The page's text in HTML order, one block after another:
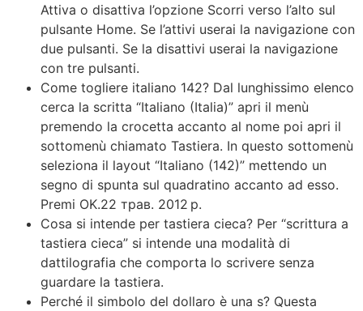
Attiva o disattiva l’opzione Scorri verso l’alto sul
pulsante Home. Se l’attivi userai la navigazione con
due pulsanti. Se la disattivi userai la navigazione
con tre pulsanti.
Come togliere italiano 142? Dal lunghissimo elenco
cerca la scritta “Italiano (Italia)” apri il menù
premendo la crocetta accanto al nome poi apri il
sottomenù chiamato Tastiera. In questo sottomenù
seleziona il layout “Italiano (142)” mettendo un
segno di spunta sul quadratino accanto ad esso.
Premi OK.22 трав. 2012 р.
Cosa si intende per tastiera cieca? Per “scrittura a
tastiera cieca” si intende una modalità di
dattilografia che comporta lo scrivere senza
guardare la tastiera.
Perché il simbolo del dollaro è una s? Questa